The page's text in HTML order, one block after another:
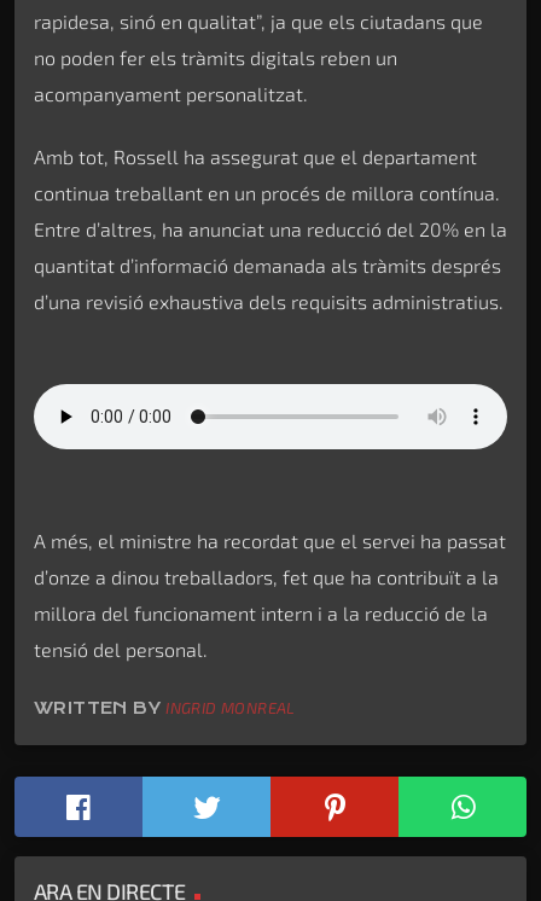
rapidesa, sinó en qualitat”, ja que els ciutadans que
no poden fer els tràmits digitals reben un
acompanyament personalitzat.
Amb tot, Rossell ha assegurat que el departament
continua treballant en un procés de millora contínua.
Entre d’altres, ha anunciat una reducció del 20% en la
quantitat d’informació demanada als tràmits després
d’una revisió exhaustiva dels requisits administratius.
A més, el ministre ha recordat que el servei ha passat
d’onze a dinou treballadors, fet que ha contribuït a la
millora del funcionament intern i a la reducció de la
tensió del personal.
WRITTEN BYINGRID MONREAL
ARA EN DIRECTE